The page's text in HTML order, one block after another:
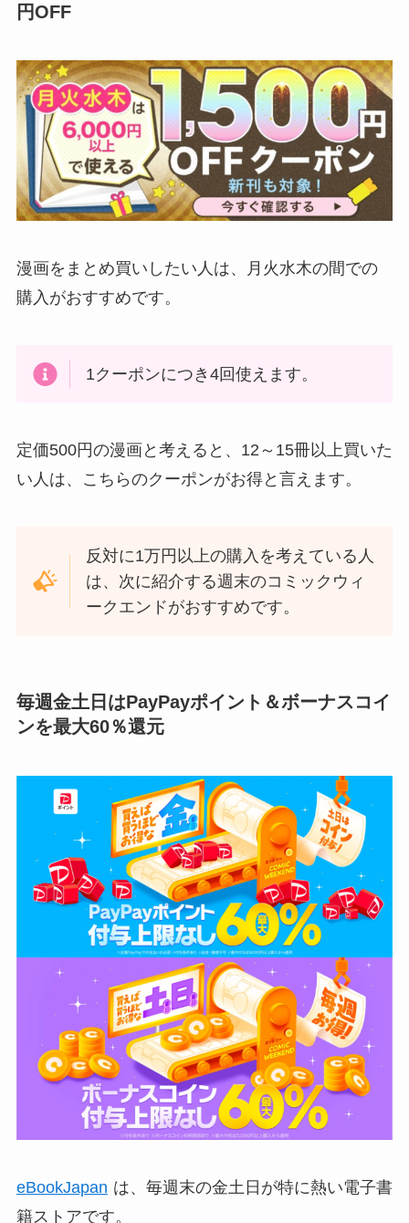
円OFF
漫画をまとめ買いしたい人は、月火水木の間での
購入がおすすめです。
1クーポンにつき4回使えます。
定価500円の漫画と考えると、12～15冊以上買いた
い人は、こちらのクーポンがお得と言えます。
反対に1万円以上の購入を考えている人
は、次に紹介する週末のコミックウィ
ークエンドがおすすめです。
毎週金土日はPayPayポイント＆ボーナスコイ
ンを最大60％還元
eBookJapan は、毎週末の金土日が特に熱い電子書
籍ストアです。